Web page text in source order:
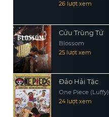
26 lượt xem
Cửu Trùng Tử
Blossom
25 lượt xem
Đảo Hải Tặc
One Piece (Luffy)
24 lượt xem